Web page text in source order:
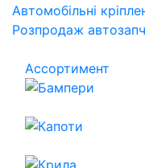
Автомобільні
Розпродаж
Ассортимент